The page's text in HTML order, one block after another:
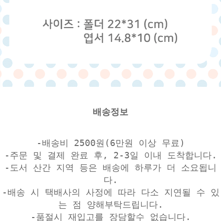
배송정보
-배송비 2500원(6만원 이상 무료)
-주문 및 결제 완료 후, 2-3일 이내 도착합니다.
-도서 산간 지역 등은 배송에 하루가 더 소요됩니
다.
-배송 시 택배사의 사정에 따라 다소 지연될 수 있
는 점 양해부탁드립니다.
-품절시 재입고를 장담할수 없습니다.